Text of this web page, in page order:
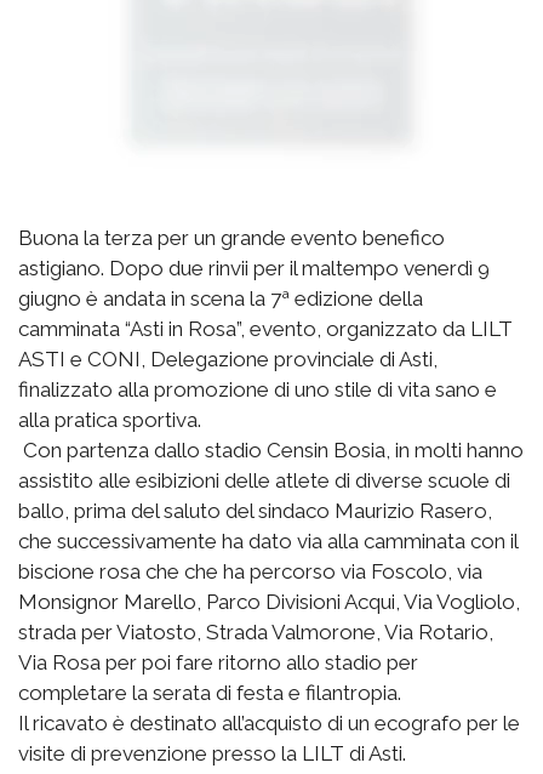
Buona la terza per un grande evento benefico
astigiano. Dopo due rinvii per il maltempo venerdì 9
giugno è andata in scena la 7ª edizione della
camminata “Asti in Rosa”, evento, organizzato da LILT
ASTI e CONI, Delegazione provinciale di Asti,
finalizzato alla promozione di uno stile di vita sano e
alla pratica sportiva.
Con partenza dallo stadio Censin Bosia, in molti hanno
assistito alle esibizioni delle atlete di diverse scuole di
ballo, prima del saluto del sindaco Maurizio Rasero,
che successivamente ha dato via alla camminata con il
biscione rosa che che ha percorso via Foscolo, via
Monsignor Marello, Parco Divisioni Acqui, Via Vogliolo,
strada per Viatosto, Strada Valmorone, Via Rotario,
Via Rosa per poi fare ritorno allo stadio per
completare la serata di festa e filantropia.
Il ricavato è destinato all’acquisto di un ecografo per le
visite di prevenzione presso la LILT di Asti.